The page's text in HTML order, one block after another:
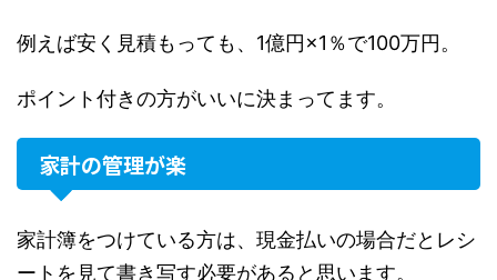
例えば安く見積もっても、1億円×1％で100万円。
ポイント付きの方がいいに決まってます。
家計の管理が楽
家計簿をつけている方は、現金払いの場合だとレシ
ートを見て書き写す必要があると思います。